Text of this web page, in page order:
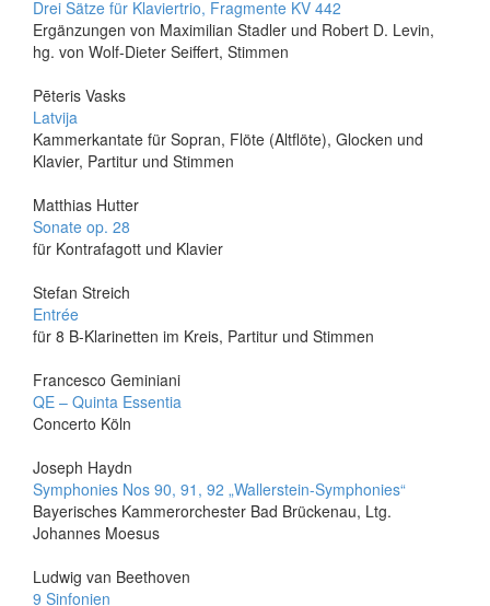
Drei Sätze für Klaviertrio, Fragmente KV 442
Ergänzungen von Maximilian Stadler und Robert D. Levin,
hg. von Wolf-Dieter Seiffert, Stimmen
Pēteris Vasks
Latvija
Kammerkantate für Sopran, Flöte (Altflöte), Glocken und
Klavier, Partitur und Stimmen
Matthias Hutter
Sonate op. 28
für Kontrafagott und Klavier
Stefan Streich
Entrée
für 8 B-Klarinetten im Kreis, Partitur und Stimmen
Francesco Geminiani
QE – Quinta Essentia
Concerto Köln
Joseph Haydn
Symphonies Nos 90, 91, 92 „Wallerstein-Symphonies“
Bayerisches Kammerorchester Bad Brückenau, Ltg.
Johannes Moesus
Ludwig van Beethoven
9 Sinfonien